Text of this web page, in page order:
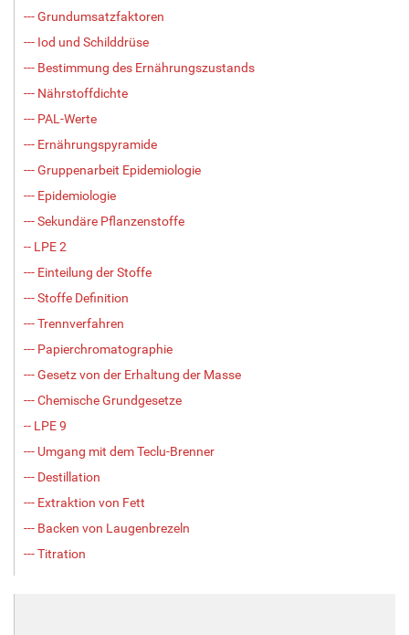
--- Grundumsatzfaktoren
--- Iod und Schilddrüse
--- Bestimmung des Ernährungszustands
--- Nährstoffdichte
--- PAL-Werte
--- Ernährungspyramide
--- Gruppenarbeit Epidemiologie
--- Epidemiologie
--- Sekundäre Pflanzenstoffe
-- LPE 2
--- Einteilung der Stoffe
--- Stoffe Definition
--- Trennverfahren
--- Papierchromatographie
--- Gesetz von der Erhaltung der Masse
--- Chemische Grundgesetze
-- LPE 9
--- Umgang mit dem Teclu-Brenner
--- Destillation
--- Extraktion von Fett
--- Backen von Laugenbrezeln
--- Titration